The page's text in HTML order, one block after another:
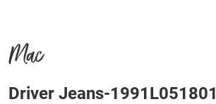
Mac
Driver Jeans-1991L051801